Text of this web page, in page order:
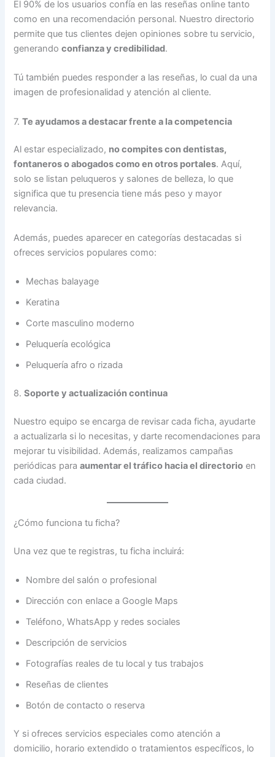
El 90% de los usuarios confía en las reseñas online tanto
como en una recomendación personal. Nuestro directorio
permite que tus clientes dejen opiniones sobre tu servicio,
generandoconfianza y credibilidad.
Tú también puedes responder a las reseñas, lo cual da una
imagen de profesionalidad y atención al cliente.
7.Te ayudamos a destacar frente a la competencia
Al estar especializado, no compites con dentistas,
fontaneros o abogados como en otros portales. Aquí,
solo se listan peluqueros y salones de belleza, lo que
significa que tu presencia tiene más peso y mayor
relevancia.
Además, puedes aparecer en categorías destacadas si
ofreces servicios populares como:
Mechas balayage
Keratina
Corte masculino moderno
Peluquería ecológica
Peluquería afro o rizada
8.Soporte y actualización continua
Nuestro equipo se encarga de revisar cada ficha, ayudarte
a actualizarla si lo necesitas, y darte recomendaciones para
mejorar tu visibilidad. Además, realizamos campañas
periódicas paraaumentar el tráfico hacia el directorio en
cada ciudad.
¿Cómo funciona tu ficha?
Una vez que te registras, tu ficha incluirá:
Nombre del salón o profesional
Dirección con enlace a Google Maps
Teléfono, WhatsApp y redes sociales
Descripción de servicios
Fotografías reales de tu local y tus trabajos
Reseñas de clientes
Botón de contacto o reserva
Y si ofreces servicios especiales como atención a
domicilio, horario extendido o tratamientos específicos, lo